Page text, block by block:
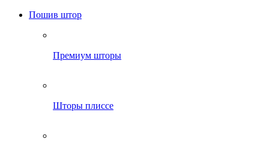
Пошив штор
Премиум шторы
Шторы плиссе